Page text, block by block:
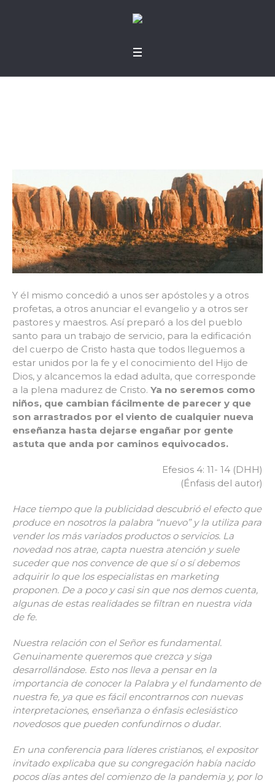
Y él mismo concedió a unos ser apóstoles y a otros
profetas, a otros anunciar el evangelio y a otros ser
pastores y maestros. Así preparó a los del pueblo
santo para un trabajo de servicio, para la edificación
del cuerpo de Cristo hasta que todos lleguemos a
estar unidos por la fe y el conocimiento del Hijo de
Dios, y alcancemos la edad adulta, que corresponde
a la plena madurez de Cristo. Ya no seremos como
niños, que cambian fácilmente de parecer y que
son arrastrados por el viento de cualquier nueva
enseñanza hasta dejarse engañar por gente
astuta que anda por caminos equivocados.
Efesios 4: 11- 14 (DHH)
(Énfasis del autor)
Hace tiempo que la publicidad descubrió el efecto que
produce en nosotros la palabra “nuevo” y la utiliza para
vender los más variados productos o servicios. La
novedad nos atrae, capta nuestra atención y suele
suceder que nos convence de que sí o sí debemos
adquirir lo que los especialistas en marketing
proponen. De a poco y casi sin que nos demos cuenta,
algunas de estas realidades se filtran en nuestra vida
de fe.
Nuestra relación con el Señor es fundamental.
Genuinamente queremos que crezca y siga
desarrollándose. Esto nos lleva a pensar en la
importancia de conocer la Palabra y el fundamento de
nuestra fe, ya que es fácil encontrarnos con nuevas
interpretaciones, enseñanza o énfasis eclesiástico
novedosos que pueden confundirnos o dudar.
En una conferencia para líderes cristianos, el expositor
invitado explicaba que su congregación había nacido
pocos días antes del comienzo de la pandemia y, por lo